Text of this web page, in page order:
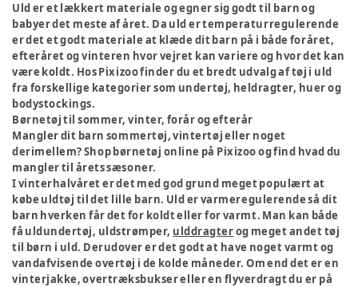
Uld er et lækkert materiale og egner sig godt til barn og
babyer det meste af året. Da uld er temperaturregulerende
er det et godt materiale at klæde dit barn på i både foråret,
efteråret og vinteren hvor vejret kan variere og hvor det kan
være koldt. Hos Pixizoo finder du et bredt udvalg af tøj i uld
fra forskellige kategorier som undertøj, heldragter, huer og
bodystockings.
Børnetøj til sommer, vinter, forår og efterår
Mangler dit barn sommertøj, vintertøj eller noget
derimellem? Shop børnetøj online på Pixizoo og find hvad du
mangler til årets sæsoner.
I vinterhalvåret er det med god grund meget populært at
købe uldtøj til det lille barn. Uld er varmeregulerende så dit
barn hverken får det for koldt eller for varmt. Man kan både
få uldundertøj, uldstrømper, ulddragterog meget andet tøj
til børn i uld. Derudover er det godt at have noget varmt og
vandafvisende overtøj i de kolde måneder. Om end det er en
vinterjakke, overtræksbukser eller en flyverdragt du er på